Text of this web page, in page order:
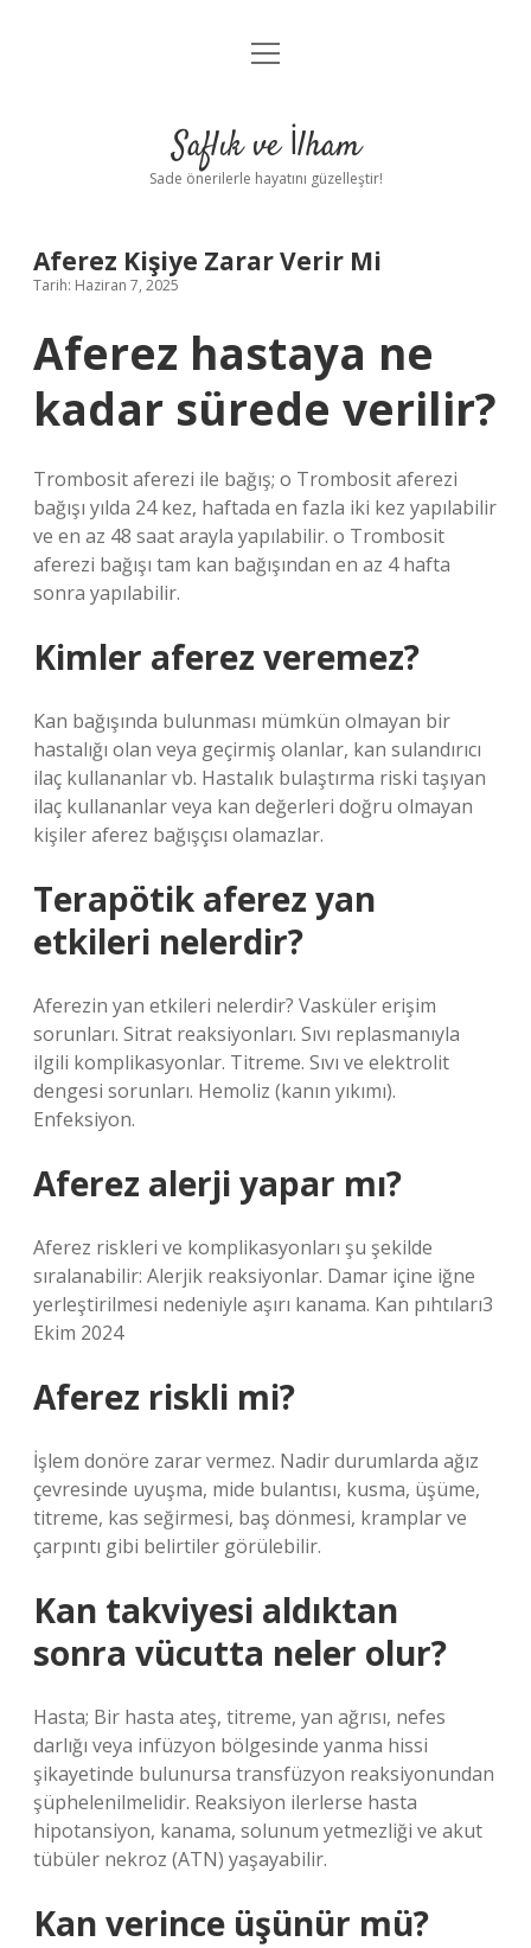
Anasayfa
Yasal Uyarı
menüyü
Saflık ve İlham
Sade önerilerle hayatını güzelleştir!
Aferez Kişiye Zarar Verir Mi
Tarih: Haziran 7, 2025
Aferez hastaya ne
kadar sürede verilir?
Trombosit aferezi ile bağış; o Trombosit aferezi
bağışı yılda 24 kez, haftada en fazla iki kez yapılabilir
ve en az 48 saat arayla yapılabilir. o Trombosit
aferezi bağışı tam kan bağışından en az 4 hafta
sonra yapılabilir.
Kimler aferez veremez?
Kan bağışında bulunması mümkün olmayan bir
hastalığı olan veya geçirmiş olanlar, kan sulandırıcı
ilaç kullananlar vb. Hastalık bulaştırma riski taşıyan
ilaç kullananlar veya kan değerleri doğru olmayan
kişiler aferez bağışçısı olamazlar.
Terapötik aferez yan
etkileri nelerdir?
Aferezin yan etkileri nelerdir? Vasküler erişim
sorunları. Sitrat reaksiyonları. Sıvı replasmanıyla
ilgili komplikasyonlar. Titreme. Sıvı ve elektrolit
dengesi sorunları. Hemoliz (kanın yıkımı).
Enfeksiyon.
Aferez alerji yapar mı?
Aferez riskleri ve komplikasyonları şu şekilde
sıralanabilir: Alerjik reaksiyonlar. Damar içine iğne
yerleştirilmesi nedeniyle aşırı kanama. Kan pıhtıları3
Ekim 2024
Aferez riskli mi?
İşlem donöre zarar vermez. Nadir durumlarda ağız
çevresinde uyuşma, mide bulantısı, kusma, üşüme,
titreme, kas seğirmesi, baş dönmesi, kramplar ve
çarpıntı gibi belirtiler görülebilir.
Kan takviyesi aldıktan
sonra vücutta neler olur?
Hasta; Bir hasta ateş, titreme, yan ağrısı, nefes
darlığı veya infüzyon bölgesinde yanma hissi
şikayetinde bulunursa transfüzyon reaksiyonundan
şüphelenilmelidir. Reaksiyon ilerlerse hasta
hipotansiyon, kanama, solunum yetmezliği ve akut
tübüler nekroz (ATN) yaşayabilir.
Kan verince üşünür mü?